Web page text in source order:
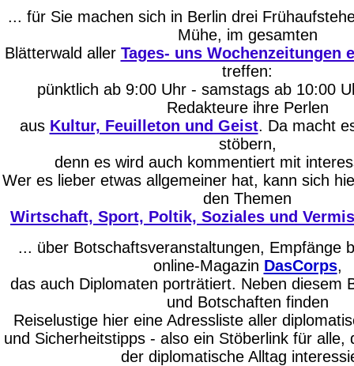
... für Sie machen sich in Berlin drei
Mühe, im gesamten
Blätterwald aller Tages- uns Wochenzeitungen
treffen:
pünktlich ab 9:00 Uhr - samstags ab 10:00
Redakteure ihre Perlen
aus Kultur, Feuilleton und Geist. Da macht
stöbern,
denn es wird auch kommentiert mit
Wer es lieber etwas allgemeiner hat, kann sich
den Themen
Wirtschaft, Sport, Poltik, Soziales und
... über Botschaftsveranstaltungen, Empfänge
online-Magazin DasCorps,
das auch Diplomaten porträtiert. Neben diesem
und Botschaften finden
Reiselustige hier eine Adressliste aller
und Sicherheitstipps - also ein Stöberlink für alle,
der diplomatische Alltag